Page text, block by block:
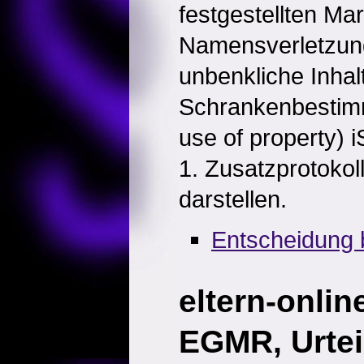
festgestellten
unbenkliche
use of property)
1.
darstellen.
Entscheidung
eltern-
EGMR,